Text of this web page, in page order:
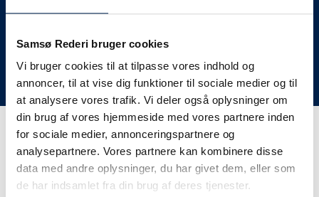
Samsø Rederi bruger cookies
Vi bruger cookies til at tilpasse vores indhold og
annoncer, til at vise dig funktioner til sociale medier og til
at analysere vores trafik. Vi deler også oplysninger om
din brug af vores hjemmeside med vores partnere inden
for sociale medier, annonceringspartnere og
analysepartnere. Vores partnere kan kombinere disse
data med andre oplysninger, du har givet dem, eller som
de har indsamlet fra din brug af deres tjenester.
her på siden og ikke ringe eller skrive til os, da vi ikke
har mere at fortælle end I kan læse her.
Vi takker for jeres forståelse.
Få trafikinformation på
sms